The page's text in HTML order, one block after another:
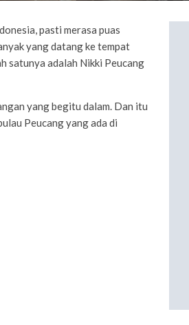
pasti merasa puas
yang datang ke tempat
satunya adalah Nikki Peucang
yang begitu dalam. Dan itu
Peucang yang ada di